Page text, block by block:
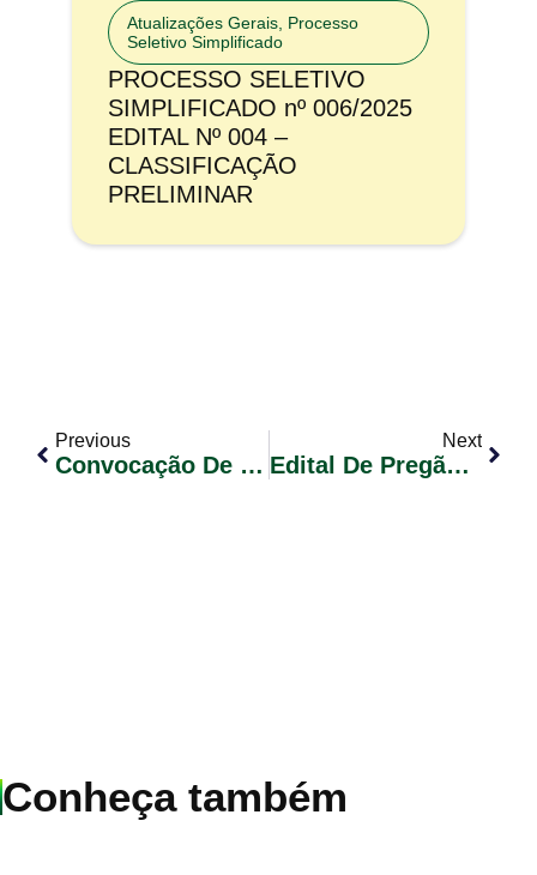
Atualizações Gerais Processo
Seletivo Simplificado
PROCESSO SELETIVO
SIMPLIFICADO nº 006/2025
EDITAL Nº 004 –
CLASSIFICAÇÃO
PRELIMINAR
Previous
Convocação De Candidatos Classificados – Concurso Público 01/2023 – Edital Nº 08 (Operador De Máquinas)
Next
Edital De Pregão Eletrônico Nº 001/2024 – Registro De Preços Para Futura E Eventual Aquisição De Massa Asfáltica
Conheça também